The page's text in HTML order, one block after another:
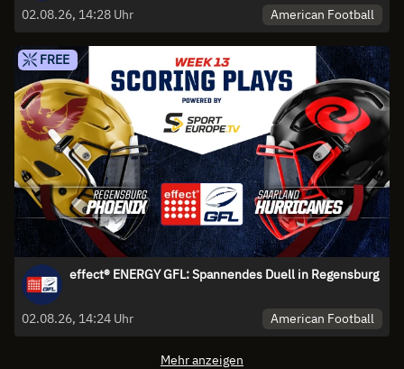
02.08.26, 14:28 Uhr
American Football
FREE
effect® ENERGY GFL: Spannendes Duell in Regensburg
02.08.26, 14:24 Uhr American Football
Mehr anzeigen